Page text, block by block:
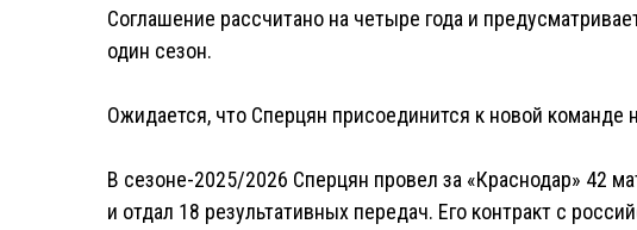
Соглашение рассчитано на четыре года и
один сезон.
Ожидается, что Сперцян присоединится к новой команде
В сезоне-2025/2026 Сперцян провел за «Краснодар» 42
и отдал 18 результативных передач. Его контракт с